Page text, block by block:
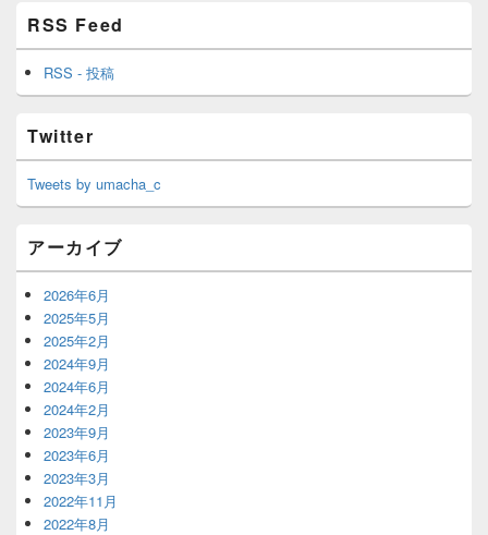
RSS Feed
RSS - 投稿
Twitter
Tweets by umacha_c
アーカイブ
2026年6月
2025年5月
2025年2月
2024年9月
2024年6月
2024年2月
2023年9月
2023年6月
2023年3月
2022年11月
2022年8月